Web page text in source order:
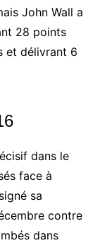
John Wall a
28 points
et délivrant 6
dans le
face à
sa
contre
dans